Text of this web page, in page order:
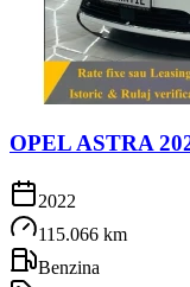
OPEL ASTRA
2022
115.066 km
Benzina